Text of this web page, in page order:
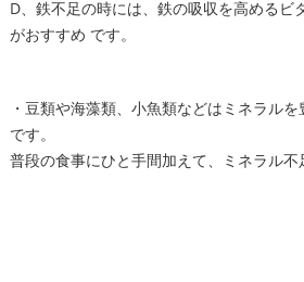
D、鉄不足の時には、鉄の吸収を高めるビ
がおすすめ です。
・豆類や海藻類、小魚類などはミネラル
です。
普段の食事にひと手間加えて、ミネラル不